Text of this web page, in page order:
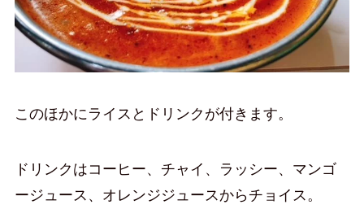
このほかにライスとドリンクが付きます。
ドリンクはコーヒー、チャイ、ラッシー、マンゴ
ージュース、オレンジジュースからチョイス。